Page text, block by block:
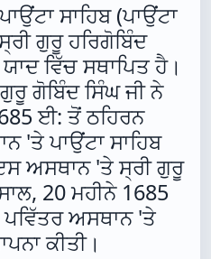
ਸਾਹਿਬ (ਪਾਉਂਟਾ
ਗੁਰੂ ਹਰਿਗੋਬਿੰਦ
ਵਿੱਚ ਸਥਾਪਿਤ ਹੈ।
ਗੋਬਿੰਦ ਸਿੰਘ ਜੀ ਨੇ
ਈ: ਤੋਂ ਠਹਿਰਨ
'ਤੇ ਪਾਉਂਟਾ ਸਾਹਿਬ
ਅਸਥਾਨ 'ਤੇ ਸ੍ਰੀ ਗੁਰੂ
20 ਮਹੀਨੇ 1685
ਅਸਥਾਨ 'ਤੇ
ਕੀਤੀ।